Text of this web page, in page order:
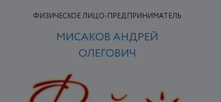
ФИЗИЧЕСКОЕ ЛИЦО-ПРЕДПРИНИМАТЕЛЬ
МИСАКОВ АНДРЕЙ
ОЛЕГОВИЧ